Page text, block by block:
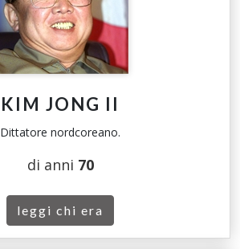
KIM JONG II
Dittatore nordcoreano.
di anni 70
leggi chi era